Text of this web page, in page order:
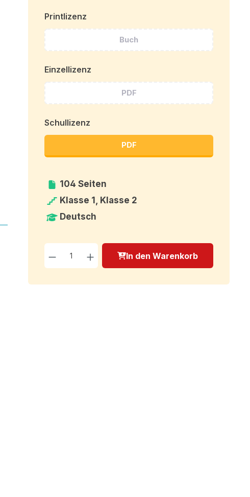
Printlizenz
Buch
Einzellizenz
PDF
Schullizenz
PDF
104 Seiten
Klasse 1, Klasse 2
Deutsch
Produkt Anzahl: Gib
In den Warenkorb